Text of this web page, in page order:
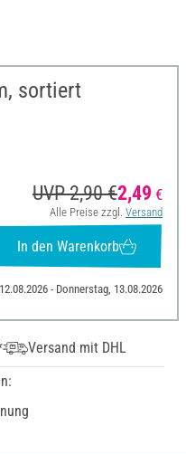
sortiert
UVP 2,90 €2,49 €
Alle Preise zzgl. Versand
In den Warenkorb
- Donnerstag, 13.08.2026
Versand mit DHL